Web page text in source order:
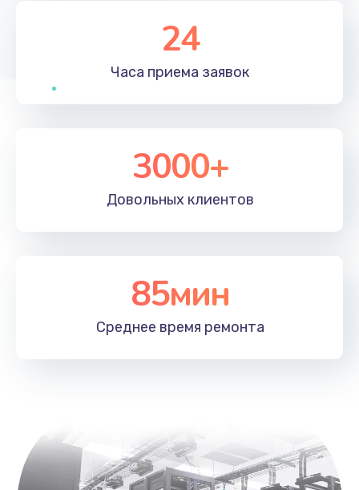
24
Часа приема заявок
3000+
Довольных клиентов
85мин
Среднее время ремонта